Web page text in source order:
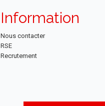
Information
Nous contacter
RSE
Recrutement